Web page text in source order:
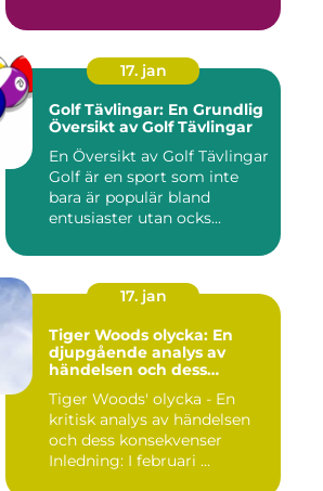
17. jan
Golf Tävlingar: En Grundlig
Översikt av Golf Tävlingar
En Översikt av Golf Tävlingar
Golf är en sport som inte
bara är populär bland
entusiaster utan ocks...
17. jan
Tiger Woods olycka: En
djupgående analys av
händelsen och dess
Tiger Woods' olycka - En
kritisk analys av händelsen
och dess konsekvenser
Inledning: I februari ...